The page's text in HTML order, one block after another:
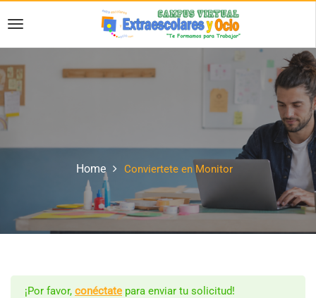
Home Conviertete en Monitor
¡Por favor, conéctate para enviar tu solicitud!